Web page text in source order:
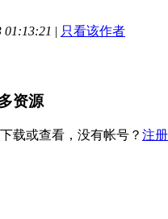
01:13:21 | 只看该作者
资源
载或查看，没有帐号？ 注册